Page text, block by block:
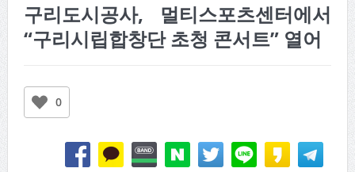
구리도시공사, 멀티스포츠센터에서
“구리시립합창단 초청 콘서트” 열어
0